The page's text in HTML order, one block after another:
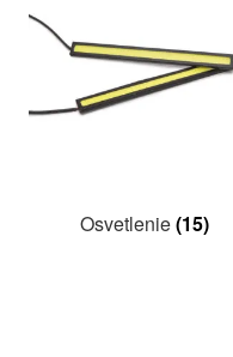
Osvetlenie(15)